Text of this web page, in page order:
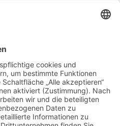
ELEKTROG
(VAT)
UND RECHNUNG